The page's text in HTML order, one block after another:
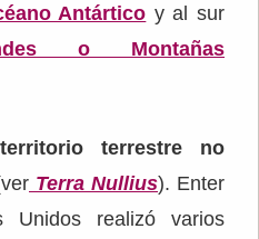
Antártico y al sur
o Montañas
terrestre no
Terra Nullius). Enter
Unidos realizó varios